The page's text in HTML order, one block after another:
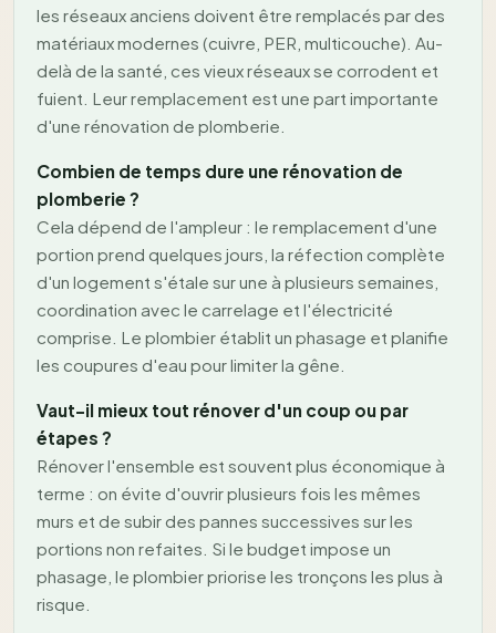
les réseaux anciens doivent être remplacés par des
matériaux modernes (cuivre, PER, multicouche). Au-
delà de la santé, ces vieux réseaux se corrodent et
fuient. Leur remplacement est une part importante
d'une rénovation de plomberie.
Combien de temps dure une rénovation de
plomberie ?
Cela dépend de l'ampleur : le remplacement d'une
portion prend quelques jours, la réfection complète
d'un logement s'étale sur une à plusieurs semaines,
coordination avec le carrelage et l'électricité
comprise. Le plombier établit un phasage et planifie
les coupures d'eau pour limiter la gêne.
Vaut-il mieux tout rénover d'un coup ou par
étapes ?
Rénover l'ensemble est souvent plus économique à
terme : on évite d'ouvrir plusieurs fois les mêmes
murs et de subir des pannes successives sur les
portions non refaites. Si le budget impose un
phasage, le plombier priorise les tronçons les plus à
risque.